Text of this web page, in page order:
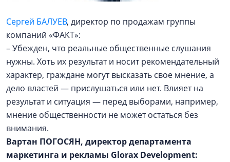
Сергей БАЛУЕВ, директор по продажам группы
компаний «ФАКТ»:
– Убежден, что реальные общественные слушания
нужны. Хоть их результат и носит рекомендательный
характер, граждане могут высказать свое мнение, а
дело властей — прислушаться или нет. Влияет на
результат и ситуация — перед выборами, например,
мнение общественности не может остаться без
внимания.
Вартан ПОГОСЯН, директор департамента
маркетинга и рекламы Glorax Development: